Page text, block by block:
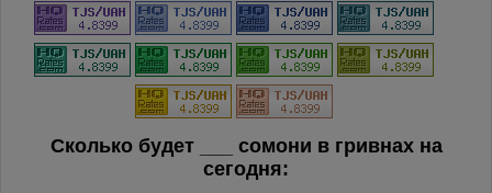
Сколько будет
сомони в гривнах на
сегодня: